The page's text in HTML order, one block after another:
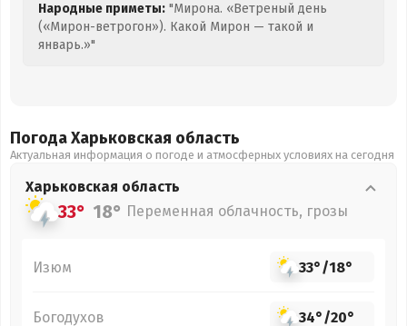
Народные приметы: "Мирона. «Ветреный день
(«Мирон-ветрогон»). Какой Мирон — такой и
январь.»"
Погода Харьковская область
Актуальная информация о погоде и атмосферных условиях на сегодня
Харьковская область
33° 18° Переменная облачность, грозы
Изюм 33°/18°
Богодухов 34°/20°